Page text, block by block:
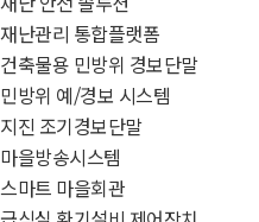
재난관리 통합플랫폼
건축물용 민방위 경보단말
민방위 예/경보 시스템
지진 조기경보단말
마을방송시스템
스마트 마을회관